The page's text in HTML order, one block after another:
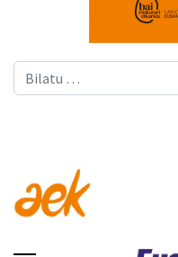
Bilatu